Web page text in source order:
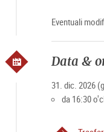
Eventuali
Data &
31. dic. 2026
da 16:30